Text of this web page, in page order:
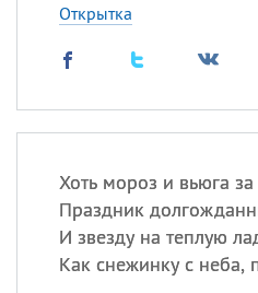
Открытка
Хоть мороз и вьюга
Праздник
И звезду на теплую
Как снежинку с неба,